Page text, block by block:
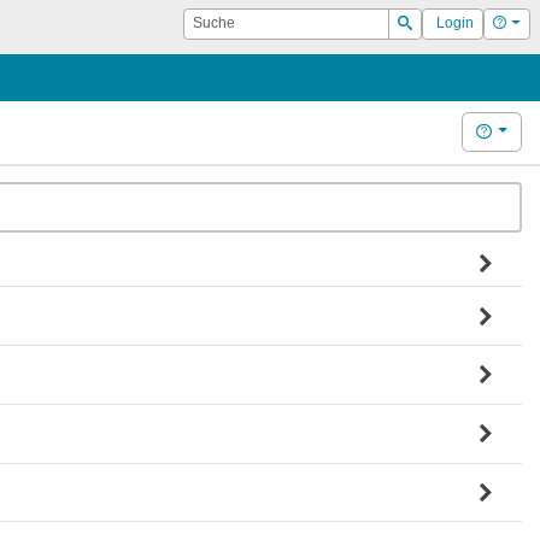
Suche
Suchen
Login Hilfe
Hilfe